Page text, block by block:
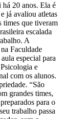
20 anos. Ela é
já avaliou atletas
times que tiveram
escalada
A
Faculdade
especial para
e
com os alunos.
“São
grandes times,
para o
trabalho passa